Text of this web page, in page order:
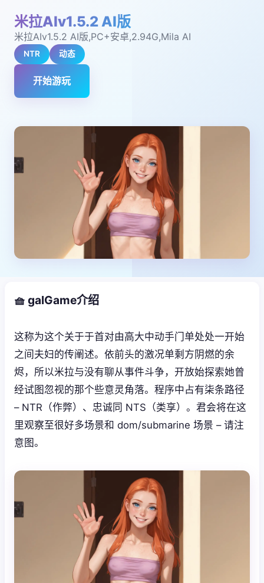
米拉AIv1.5.2 AI版
米拉AIv1.5.2 AI版,PC+安卓,2.94G,Mila AI
NTR 动态
开始游玩
🧺 galGame介绍
这称为这个关于于首对由高大中动手门单处处一开始
之间夫妇的传阐述。依前头的激况单剩方阴燃的余
烬，所以米拉与没有聊从事件斗争，开放始探索她曾
经试图忽视的那个些意灵角落。程序中占有柒条路径
– NTR（作弊）、忠诚同 NTS（类享）。君会将在这
里观察至很好多场景和 dom/submarine 场景 – 请注
意图。